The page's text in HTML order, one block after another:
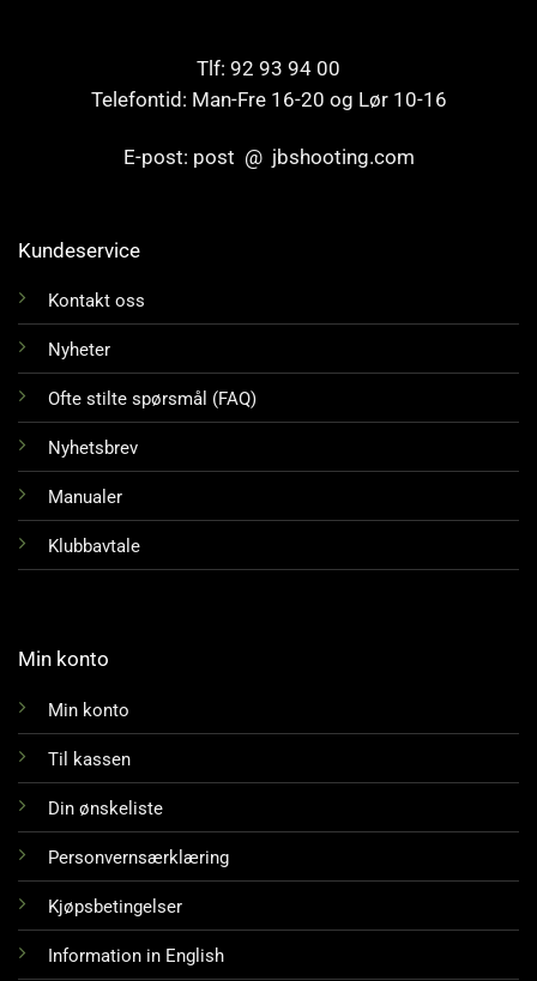
Tlf: 92 93 94 00
Telefontid: Man-Fre 16-20 og Lør 10-16
E-post: post @ jbshooting.com
Kundeservice
Kontakt oss
Nyheter
Ofte stilte spørsmål (FAQ)
Nyhetsbrev
Manualer
Klubbavtale
Min konto
Min konto
Til kassen
Din ønskeliste
Personvernsærklæring
Kjøpsbetingelser
Information in English